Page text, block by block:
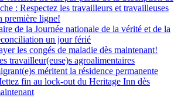
: Respectez les travailleurs et travailleuses
première ligne!
de la Journée nationale de la vérité et de la
un jour férié
les congés de maladie dès maintenant!
travailleur(euse)s agroalimentaires
méritent la résidence permanente
fin au lock-out du Heritage Inn dès